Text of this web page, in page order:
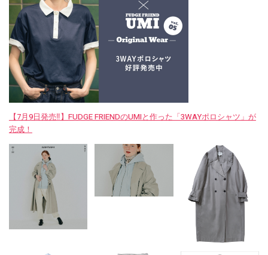
【7月9日発売‼︎】FUDGE FRIENDのUMIと作った「3WAYポロシャツ」が
完成！